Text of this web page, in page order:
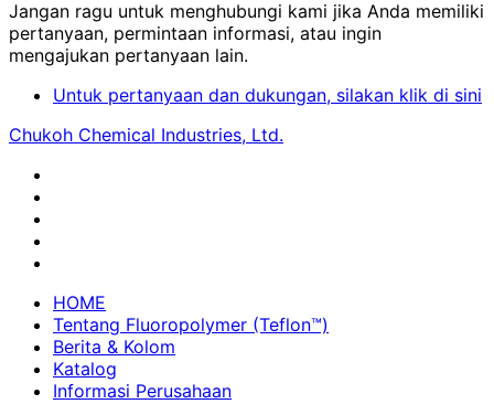
Jangan ragu untuk menghubungi kami jika Anda memiliki
pertanyaan, permintaan informasi, atau ingin
mengajukan pertanyaan lain.
Untuk pertanyaan dan dukungan, silakan klik di sini
Chukoh Chemical Industries, Ltd.
HOME
Tentang Fluoropolymer (Teflon™)
Berita & Kolom
Katalog
Informasi Perusahaan